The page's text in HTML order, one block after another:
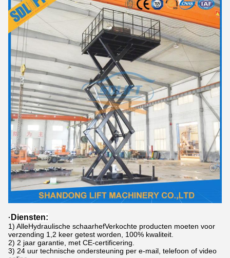
· Diensten:
1) AlleHydraulische schaarhefVerkochte producten moeten voor
verzending 1,2 keer getest worden, 100% kwaliteit.
2) 2 jaar garantie, met CE-certificering.
3) 24 uur technische ondersteuning per e-mail, telefoon of video